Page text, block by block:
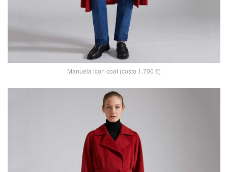
Manuela icon coat (costo 1.700 €)